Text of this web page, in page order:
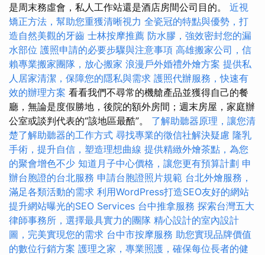
是周末務虛會，私人工作站還是酒店房間公司目的。 近視
矯正方法，幫助您重獲清晰視力 全瓷冠的特點與優勢，打
造自然美觀的牙齒 士林按摩推薦 防水膠，強效密封您的漏
水部位 護照申請的必要步驟與注意事項 高雄搬家公司，信
賴專業搬家團隊，放心搬家 浪漫戶外婚禮外燴方案 提供私
人居家清潔，保障您的隱私與需求 護照代辦服務，快速有
效的辦理方案 看看我們不尋常的機艙產品並獲得自己的餐
廳，無論是度假勝地，後院的額外房間；週末房屋，家庭辦
公室或談判代表的“該地區最酷”。 了解助聽器原理，讓您清
楚了解助聽器的工作方式 尋找專業的徵信社解決疑慮 隆乳
手術，提升自信，塑造理想曲線 提供精緻外燴茶點，為您
的聚會增色不少 知道月子中心價格，讓您更有預算計劃 申
辦台胞證的台北服務 申請台胞證照片規範 台北外燴服務，
滿足各類活動的需求 利用WordPress打造SEO友好的網站
提升網站曝光的SEO Services 台中推拿服務 探索台灣五大
律師事務所，選擇最具實力的團隊 精心設計的室內設計
圖，完美實現您的需求 台中市按摩服務 助您實現品牌價值
的數位行銷方案 護理之家，專業照護，確保每位長者的健